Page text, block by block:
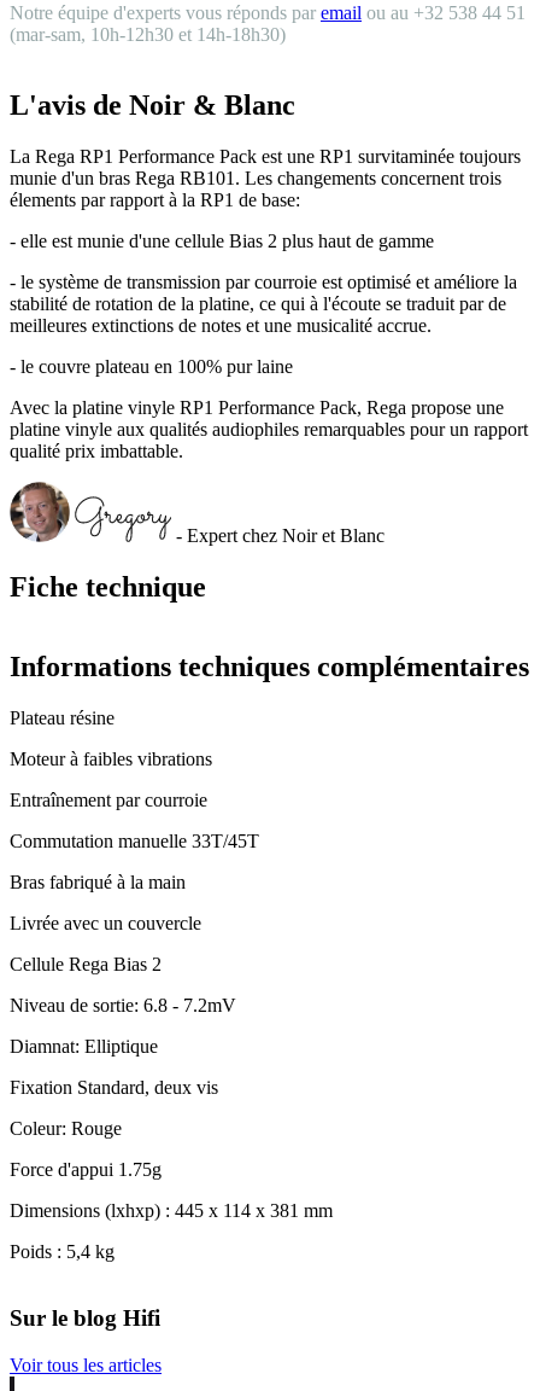
Notre équipe d'experts vous réponds par email ou au +32 538 44 51
(mar-sam, 10h-12h30 et 14h-18h30)
Fiche technique
Informations techniques complémentaires
Plateau résine
Moteur à faibles vibrations
Entraînement par courroie
Commutation manuelle 33T/45T
Bras fabriqué à la main
Livrée avec un couvercle
Cellule Rega Bias 2
Niveau de sortie: 6.8 - 7.2mV
Diamnat: Elliptique
Fixation Standard, deux vis
Coleur: Rouge
Force d'appui 1.75g
Dimensions (lxhxp) : 445 x 114 x 381 mm
Poids : 5,4 kg
L'avis de Noir & Blanc
La Rega RP1 Performance Pack est une RP1 survitaminée toujours
munie d'un bras Rega RB101. Les changements concernent trois
élements par rapport à la RP1 de base:
- elle est munie d'une cellule Bias 2 plus haut de gamme
- le système de transmission par courroie est optimisé et améliore la
stabilité de rotation de la platine, ce qui à l'écoute se traduit par de
meilleures extinctions de notes et une musicalité accrue.
- le couvre plateau en 100% pur laine
Avec la platine vinyle RP1 Performance Pack, Rega propose une
platine vinyle aux qualités audiophiles remarquables pour un rapport
qualité prix imbattable.
- Expert chez Noir et Blanc
Sur le blog Hifi
Voir tous les articles